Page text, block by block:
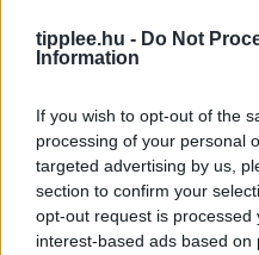
tipplee.hu - Do Not
Information
If you wish to opt-out of the
processing of your personal
targeted advertising by us,
section to confirm your
opt-out request is processed
interest-based ads based
demokratákat
„kommunistának”
hit csökkenése nagyobb
Rooby
augusztus 5,